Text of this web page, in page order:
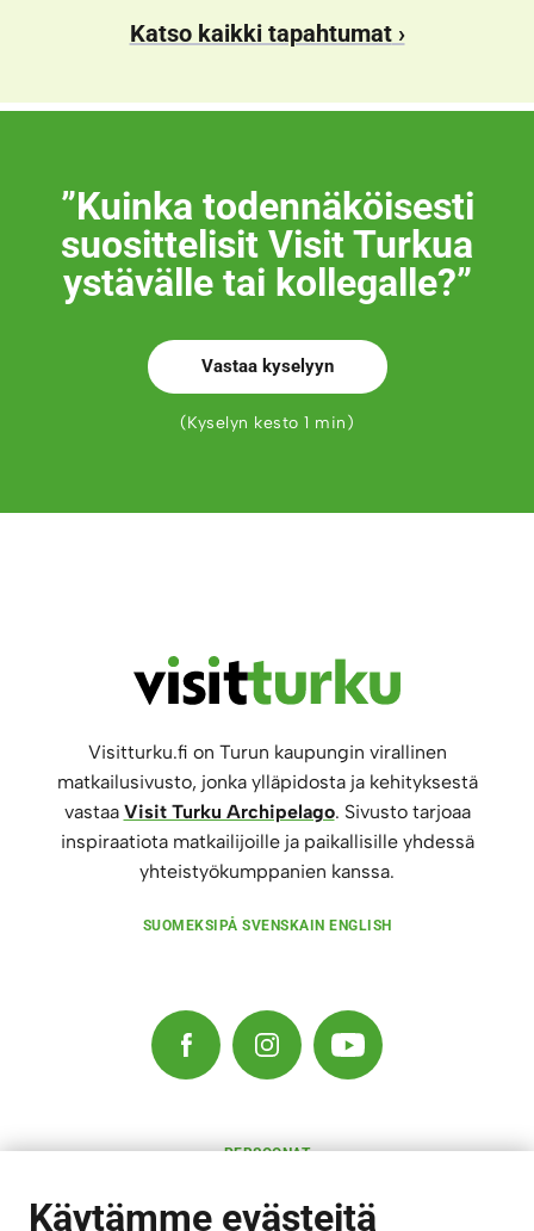
Katso kaikki tapahtumat
”Kuinka todennäköisesti
suosittelisit Visit Turkua
ystävälle tai kollegalle?”
Vastaa kyselyyn
(Kyselyn kesto 1 min)
Outo, ihmeellinen,
Visitturku.fi on Turun kaupungin virallinen
matkailusivusto, jonka ylläpidosta ja kehityksestä
vastaa Visit Turku Archipelago. Sivusto tarjoaa
inspiraatiota matkailijoille ja paikallisille yhdessä
yhteistyökumppanien kanssa.
SUOMEKSI PÅ SVENSKA IN ENGLISH
PERSOONAT
MAJOITUS
Käytämme evästeitä